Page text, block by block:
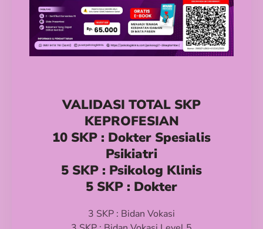
VALIDASI TOTAL SKP
KEPROFESIAN
10 SKP : Dokter Spesialis
Psikiatri
5 SKP : Psikolog Klinis
5 SKP : Dokter
3 SKP : Bidan Vokasi